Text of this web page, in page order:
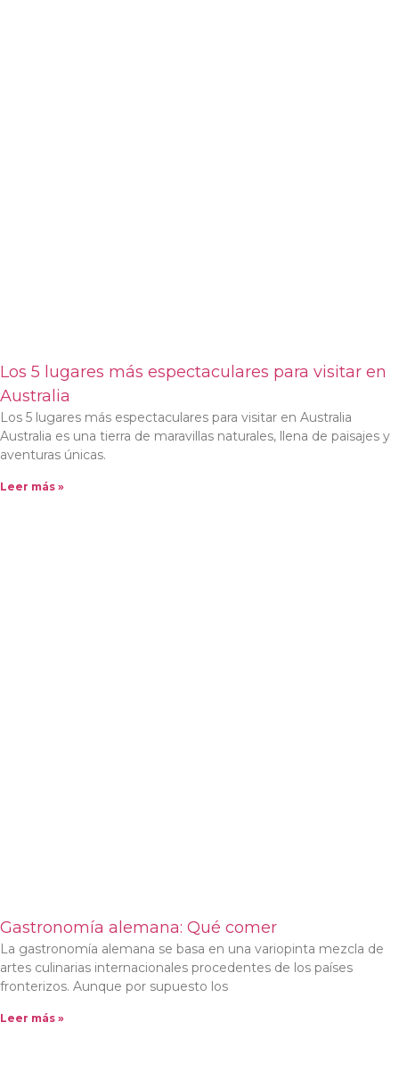
Los 5 lugares más espectaculares para visitar en
Australia
Los 5 lugares más espectaculares para visitar en Australia
Australia es una tierra de maravillas naturales, llena de paisajes y
aventuras únicas.
Leer más »
Gastronomía alemana: Qué comer
La gastronomía alemana se basa en una variopinta mezcla de
artes culinarias internacionales procedentes de los países
fronterizos. Aunque por supuesto los
Leer más »